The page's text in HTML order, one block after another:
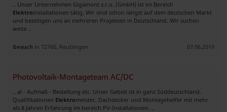
.. Unser Unternehmen Gigamont s.r.o. (GmbH) ist im Bereich
Elektroinstallationen tätig. Wir sind schon längst auf dem deutschen Markt
und beteiligen uns an mehreren Projekten in Deutschland. Wir suchen
weite ..
Gesuch in 72760, Reutlingen 07.06.2019
Photovoltaik-Montageteam AC/DC
.. al - Aufmaß - Bestellung etc. Unser Gebiet ist in ganz Süddeutschland.
Qualifikationen Elektromeister, Dachdecker und Montagehelfer mit mehr
als 8 Jahren Erfahrung im bereich PV-Installationen. ..